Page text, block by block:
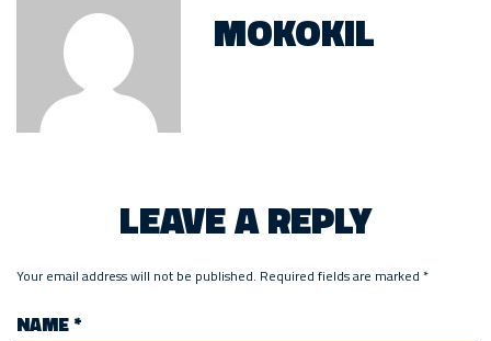
MOKOKIL
LEAVE A REPLY
Your email address will not be published. Required fields are marked *
NAME*